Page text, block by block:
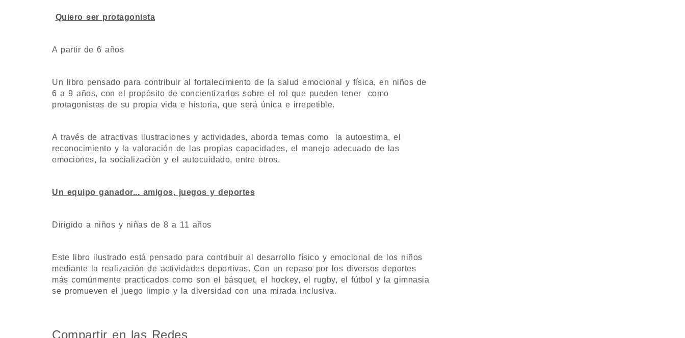
Quiero ser protagonista
A partir de 6 años
Un libro pensado para contribuir al fortalecimiento de la salud emocional y física, en niños de
6 a 9 años, con el propósito de concientizarlos sobre el rol que pueden tener como
protagonistas de su propia vida e historia, que será única e irrepetible.
A través de atractivas ilustraciones y actividades, aborda temas como la autoestima, el
reconocimiento y la valoración de las propias capacidades, el manejo adecuado de las
emociones, la socialización y el autocuidado, entre otros.
Un equipo ganador... amigos, juegos y deportes
Dirigido a niños y niñas de 8 a 11 años
Este libro ilustrado está pensado para contribuir al desarrollo físico y emocional de los niños
mediante la realización de actividades deportivas. Con un repaso por los diversos deportes
más comúnmente practicados como son el básquet, el hockey, el rugby, el fútbol y la gimnasia
se promueven el juego limpio y la diversidad con una mirada inclusiva.
Compartir en las Redes